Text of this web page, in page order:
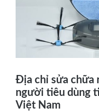
Địa chỉ sửa chữa
người tiêu dùng
Việt Nam